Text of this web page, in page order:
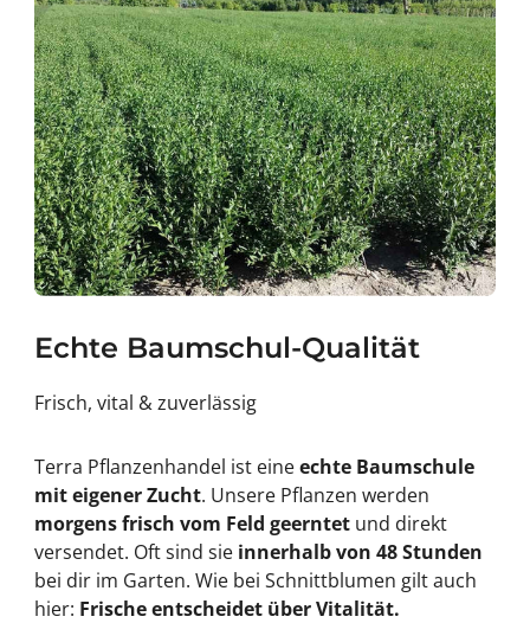
Echte Baumschul-Qualität
Frisch, vital & zuverlässig
Terra Pflanzenhandel ist eineechte Baumschule
mit eigener Zucht. Unsere Pflanzen werden
morgens frisch vom Feld geerntetund direkt
versendet. Oft sind sie innerhalb von 48 Stunden
bei dir im Garten. Wie bei Schnittblumen gilt auch
hier: Frische entscheidet über Vitalität.